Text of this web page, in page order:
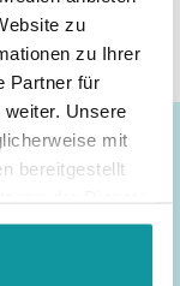
zu
zu Ihrer
Partner für
Unsere
mit
bereitgestellt